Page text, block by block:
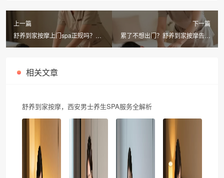
上一篇
舒养到家按摩上门spa正规吗？
285城可选的同城按摩平台推荐
下一篇
累了不想出门？舒养到家按摩告诉
你同城按摩怎么选
相关文章
舒养到家按摩，西安男士养生SPA服务全解析